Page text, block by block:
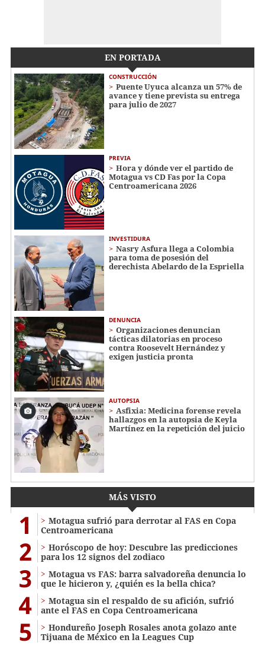
EN PORTADA
CONSTRUCCIÓN
Puente Uyuca alcanza un 57% de
avance y tiene prevista su entrega
para julio de 2027
PREVIA
Hora y dónde ver el partido de
Motagua vs CD Fas por la Copa
Centroamericana 2026
INVESTIDURA
Nasry Asfura llega a Colombia
para toma de posesión del
derechista Abelardo de la Espriella
DENUNCIA
Organizaciones denuncian
tácticas dilatorias en proceso
contra Roosevelt Hernández y
exigen justicia pronta
AUTOPSIA
Asfixia: Medicina forense revela
hallazgos en la autopsia de Keyla
Martínez en la repetición del juicio
MÁS VISTO
1
Motagua sufrió para derrotar al FAS en Copa
Centroamericana
2
Horóscopo de hoy: Descubre las predicciones
para los 12 signos del zodiaco
3
Motagua vs FAS: barra salvadoreña denuncia lo
que le hicieron y, ¿quién es la bella chica?
4
Motagua sin el respaldo de su afición, sufrió
ante el FAS en Copa Centroamericana
5
Hondureño Joseph Rosales anota golazo ante
Tijuana de México en la Leagues Cup